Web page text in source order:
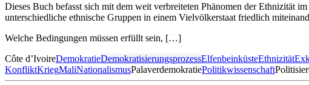
Dieses Buch befasst sich mit dem weit verbreiteten Phänomen der Ethnizität
unterschiedliche ethnische Gruppen in einem Vielvölkerstaat friedlich
Welche Bedingungen müssen erfüllt sein, […]
Côte d’IvoireDemokratieDemokratisierungsprozessElfenbeinküsteEthnizität
KonfliktKriegMaliNationalismusPalaverdemokratiePolitikwissenschaft